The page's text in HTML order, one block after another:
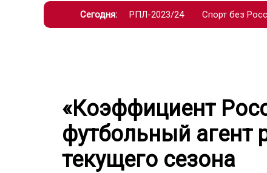
Сегодня: РПЛ-2023/24 Спорт без
«Коэффициент
футбольный агент
текущего сезона